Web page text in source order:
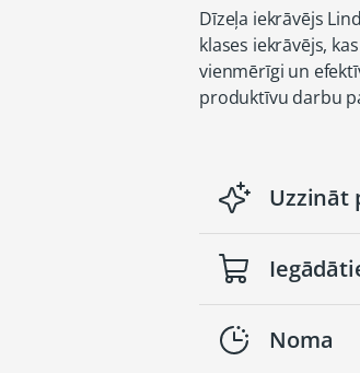
Dīzeļa iekrāvējs
klases iekrāvējs,
vienmērīgi un
produktīvu darbu
Uzzināt
Noma